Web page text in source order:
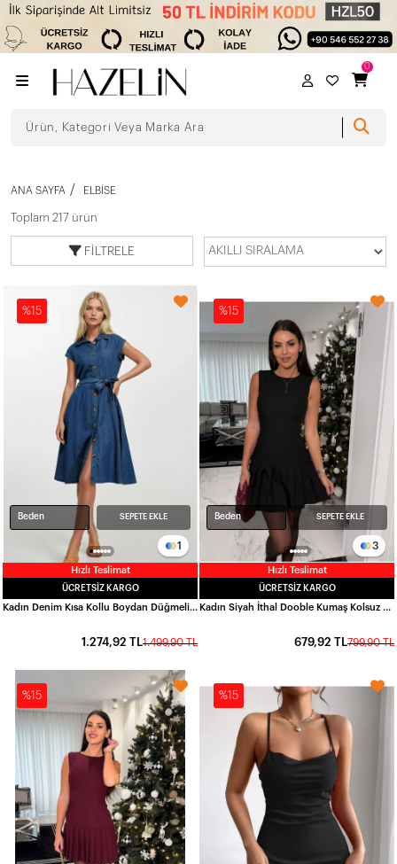
0
ANA SAYFA ELBISE
Toplam 217 ürün
FILTRELE
%15
Hızlı Teslimat
1
Beden SEPETE EKLE
ÜCRETSIZ KARGO
Kadın Denim Kısa Kollu Boydan Düğmeli Beli Kuşaklı Kot Gömlek Elbise Hzl22s-bd121761
1.499,90 TL
1.274,92 TL
%15
Hızlı Teslimat
3
Beden SEPETE EKLE
ÜCRETSIZ KARGO
Kadın Siyah İthal Dooble Kumaş Kolsuz Elbise HZL25W-FRY122651
799,90 TL
679,92 TL
%15 %15